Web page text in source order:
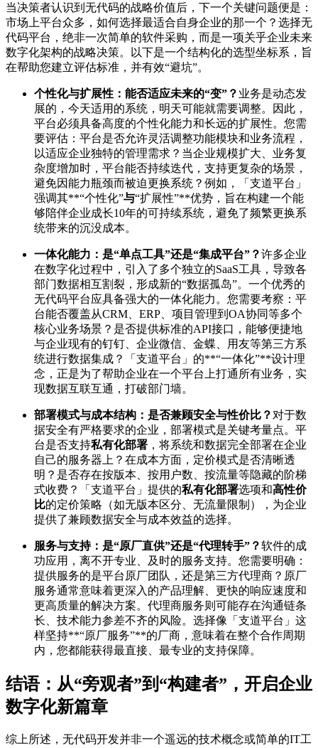
当决策者认识到无代码的战略价值后，下一个关键问题便是：
市场上平台众多，如何选择最适合自身企业的那一个？选择无
代码平台，绝非一次简单的软件采购，而是一项关乎企业未来
数字化架构的战略决策。以下是一个结构化的选型坐标系，旨
在帮助您建立评估标准，并有效“避坑”。
个性化与扩展性：能否适应未来的“变”？ 业务是动态发
展的，今天适用的系统，明天可能就需要调整。因此，
平台必须具备高度的个性化能力和长远的扩展性。您需
要评估：平台是否允许灵活调整功能模块和业务流程，
以适应企业独特的管理需求？当企业规模扩大、业务复
杂度增加时，平台能否持续迭代，支持更复杂的场景，
避免因能力瓶颈而被迫更换系统？例如，「支道平台」
强调其**“个性化”与“扩展性”**优势，旨在构建一个能
够陪伴企业成长10年的可持续系统，避免了频繁更换系
统带来的沉没成本。
一体化能力：是“单点工具”还是“集成平台”？许多企业
在数字化过程中，引入了多个独立的SaaS工具，导致各
部门数据相互割裂，形成新的“数据孤岛”。一个优秀的
无代码平台应具备强大的一体化能力。您需要考察：平
台能否覆盖从CRM、ERP、项目管理到OA协同等多个
核心业务场景？是否提供标准的API接口，能够便捷地
与企业现有的钉钉、企业微信、金蝶、用友等第三方系
统进行数据集成？「支道平台」的**“一体化”**设计理
念，正是为了帮助企业在一个平台上打通所有业务，实
现数据互联互通，打破部门墙。
部署模式与成本结构：是否兼顾安全与性价比？ 对于数
据安全有严格要求的企业，部署模式是关键考量点。平
台是否支持私有化部署 ，将系统和数据完全部署在企业
自己的服务器上？在成本方面，定价模式是否清晰透
明？是否存在按版本、按用户数、按流量等隐藏的阶梯
式收费？「支道平台」提供的私有化部署选项和高性价
比的定价策略（如无版本区分、无流量限制），为企业
提供了兼顾数据安全与成本效益的选择。
服务与支持：是“原厂直供”还是“代理转手”？软件的成
功应用，离不开专业、及时的服务支持。您需要明确：
提供服务的是平台原厂团队，还是第三方代理商？原厂
服务通常意味着更深入的产品理解、更快的响应速度和
更高质量的解决方案。代理商服务则可能存在沟通链条
长、技术能力参差不齐的风险。选择像「支道平台」这
样坚持**“原厂服务”**的厂商，意味着在整个合作周期
内，您都能获得最直接、最专业的支持保障。
结语：从“旁观者”到“构建者”，开启企业
数字化新篇章
综上所述，无代码开发并非一个遥远的技术概念或简单的IT工